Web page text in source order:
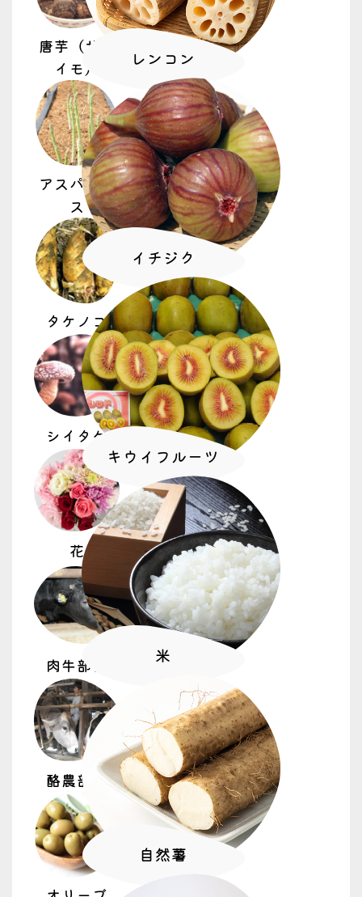
唐芋（サト
イモ）
アスパラガ
ス
タケノコ
シイタケ
花
肉牛部会
酪農部会
レンコン
イチジク
キウイフルーツ
米
自然薯